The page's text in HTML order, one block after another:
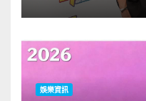
娛樂資訊